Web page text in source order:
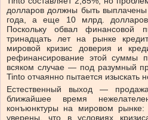
долларов должны быть
года, а еще 10 млрд.
Поскольку обвал финансовой
тринадцать лет на рынке
мировой кризис доверия и
рефинансирование этой суммы
всяком случае — под разумный
Tinto отчаянно пытается изыскать
Естественный выход —
ближайшее время
конъюнктуры на мировом рынке:
уверены, что в условиях